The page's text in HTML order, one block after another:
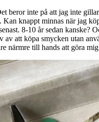
beror inte på att jag inte
Kan knappt minnas när jag
8-10 år sedan kanske?
av att köpa smycken utan
närmre till hands att göra